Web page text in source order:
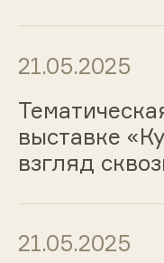
21.05.2025
выставке
взгляд
21.05.2025